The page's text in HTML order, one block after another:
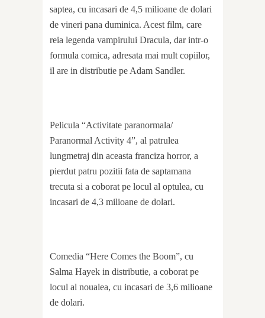
saptea, cu incasari de 4,5 milioane de dolari
de vineri pana duminica. Acest film, care
reia legenda vampirului Dracula, dar intr-o
formula comica, adresata mai mult copiilor,
il are in distributie pe Adam Sandler.
Pelicula “Activitate paranormala/
Paranormal Activity 4”, al patrulea
lungmetraj din aceasta franciza horror, a
pierdut patru pozitii fata de saptamana
trecuta si a coborat pe locul al optulea, cu
incasari de 4,3 milioane de dolari.
Comedia “Here Comes the Boom”, cu
Salma Hayek in distributie, a coborat pe
locul al noualea, cu incasari de 3,6 milioane
de dolari.